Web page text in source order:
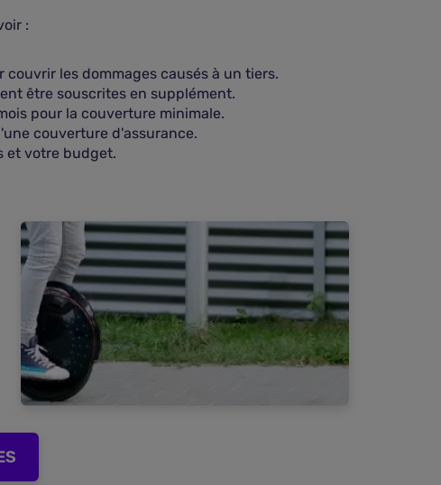
:
les dommages causés à un tiers.
être souscrites en supplément.
pour la couverture minimale.
couverture d'assurance.
et votre budget.